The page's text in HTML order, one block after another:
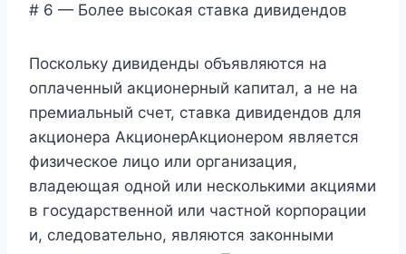
# 6 — Более высокая ставка дивидендов
Поскольку дивиденды объявляются на
оплаченный акционерный капитал, а не на
премиальный счет, ставка дивидендов для
акционера АкционерАкционером является
физическое лицо или организация,
владеющая одной или несколькими акциями
в государственной или частной корпорации
и, следовательно, являются законными